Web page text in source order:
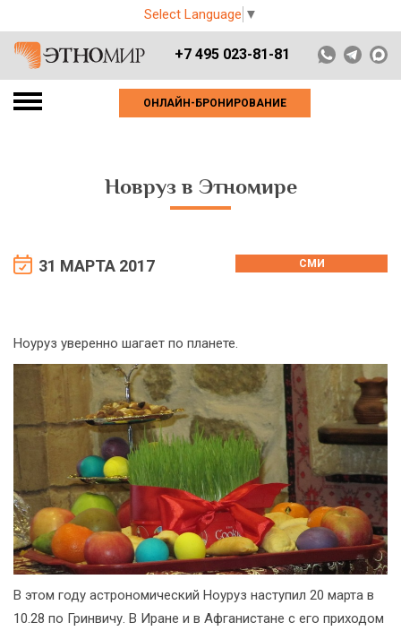
Select Language ▼
+7 495 023-81-81
ОНЛАЙН-БРОНИРОВАНИЕ
Новруз в Этномире
31 МАРТА 2017 СМИ
Ноуруз уверенно шагает по планете.
В этом году астрономический Ноуруз наступил 20 марта в
10.28 по Гринвичу. В Иране и в Афганистане с его приходом